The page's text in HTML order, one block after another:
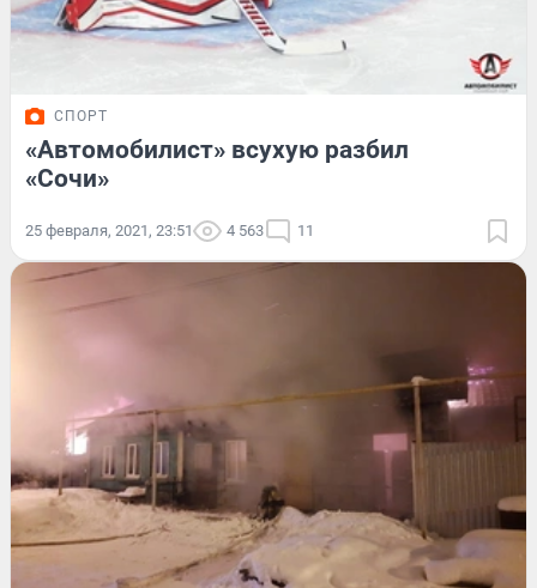
СПОРТ
«Автомобилист» всухую разбил
«Сочи»
25 февраля, 2021, 23:51 4 563 11